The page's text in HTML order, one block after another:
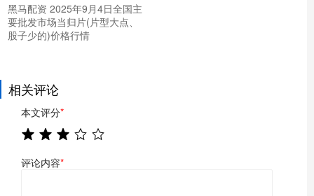
黑马配资 2025年9月4日全国主
要批发市场当归片(片型大点、
股子少的)价格行情
相关评论
本文评分*
评论内容*